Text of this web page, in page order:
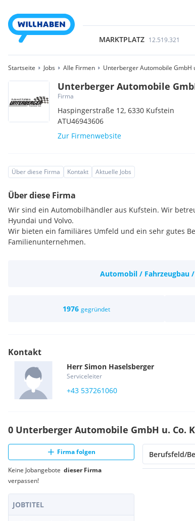
MARKTPLATZ 12.519.321
Startseite Jobs Alle Firmen Unterberger Automobile GmbH
Unterberger Automobile
Firma
Haspingerstraße 12,6330 Kufstein
ATU46943606
Zur Firmenwebsite
Über diese Firma Kontakt Aktuelle Jobs
Über diese Firma
Wir sind ein Automobilhändler aus Kufstein. Wir
Hyundai und Volvo.
Wir bieten ein familiäres Umfeld und ein sehr gutes
Familienunternehmen.
Automobil / Fahrzeugbau
1976 gegründet
Kontakt
Herr Simon Haselsberger
Serviceleiter
+43 537261060
0 Unterberger Automobile GmbH u. Co.
Firma folgen
Keine Jobangebote dieser Firma
verpassen!
JOBTITEL
Berufsfeld/